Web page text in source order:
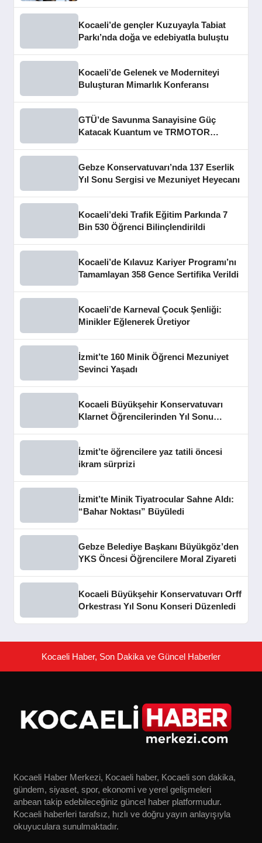
Kocaeli’de gençler Kuzuyayla Tabiat
Parkı’nda doğa ve edebiyatla buluştu
Kocaeli’de Gelenek ve Moderniteyi
Buluşturan Mimarlık Konferansı
GTÜ’de Savunma Sanayisine Güç
Katacak Kuantum ve TRMOTOR
Gebze Konservatuvarı’nda 137 Eserlik
Yıl Sonu Sergisi ve Mezuniyet Heyecanı
Kocaeli’deki Trafik Eğitim Parkında 7
Bin 530 Öğrenci Bilinçlendirildi
Kocaeli’de Kılavuz Kariyer Programı’nı
Tamamlayan 358 Gence Sertifika Verildi
Kocaeli’de Karneval Çocuk Şenliği:
Minikler Eğlenerek Üretiyor
İzmit’te 160 Minik Öğrenci Mezuniyet
Sevinci Yaşadı
Kocaeli Büyükşehir Konservatuvarı
Klarnet Öğrencilerinden Yıl Sonu
İzmit’te öğrencilere yaz tatili öncesi
ikram sürprizi
İzmit’te Minik Tiyatrocular Sahne Aldı:
“Bahar Noktası” Büyüledi
Gebze Belediye Başkanı Büyükgöz’den
YKS Öncesi Öğrencilere Moral Ziyareti
Kocaeli Büyükşehir Konservatuvarı Orff
Orkestrası Yıl Sonu Konseri Düzenledi
Kocaeli Haber, Son Dakika ve Güncel Haberler
Kocaeli Haber Merkezi, Kocaeli haber, Kocaeli son dakika,
gündem, siyaset, spor, ekonomi ve yerel gelişmeleri
anbean takip edebileceğiniz güncel haber platformudur.
Kocaeli haberleri tarafsız, hızlı ve doğru yayın anlayışıyla
okuyuculara sunulmaktadır.